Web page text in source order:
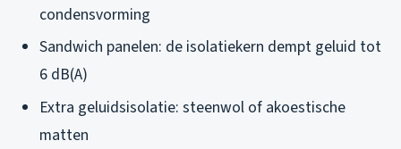
condensvorming
Sandwich panelen: de isolatiekern dempt geluid tot
6 dB(A)
Extra geluidsisolatie: steenwol of akoestische
matten